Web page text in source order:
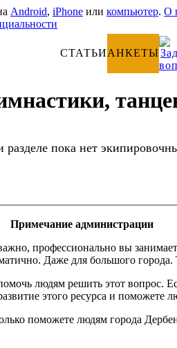
Android, iPhone или компьютер. О
СТАТЬИАНКЕТЫ
разделе пока нет
Примечание администрации
профессионально вы
Даже для большого
людям решить этот
этого ресурса и поможете
поможете людям города